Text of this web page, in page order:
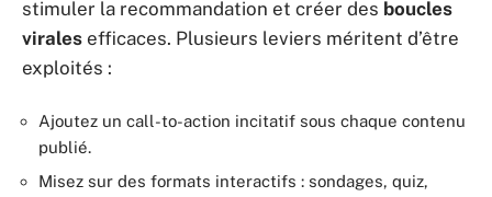
stimuler la recommandation et créer des boucles
virales efficaces. Plusieurs leviers méritent d’être
exploités :
Ajoutez un call-to-action incitatif sous chaque contenu
publié.
Misez sur des formats interactifs : sondages, quiz,